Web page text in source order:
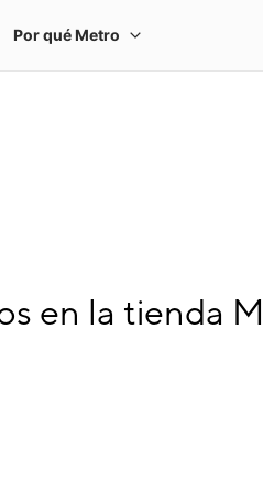
en la tienda